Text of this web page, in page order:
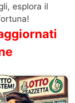
esplora il